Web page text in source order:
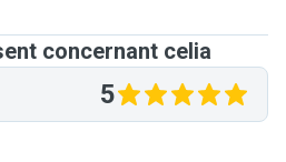
concernant celia
5